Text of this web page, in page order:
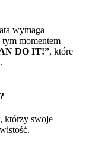
wymaga
momentem
DO IT!”, które
którzy swoje